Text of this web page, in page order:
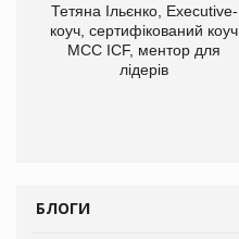
Тетяна Ільєнко, Executive-
коуч, сертифікований коуч
МСС ICF, ментор для
лідерів
БЛОГИ